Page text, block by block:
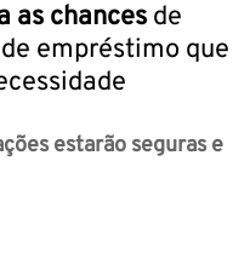
as chances de
empréstimo que
estarão seguras e